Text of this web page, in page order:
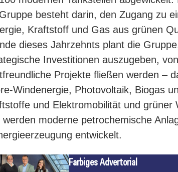
besteht darin, den Zugang zu
Kraftstoff und Gas aus grünen
dieses Jahrzehnts plant die
Investitionen auszugeben,
Projekte fließen werden –
Windenergie, Photovoltaik, Biogas
und Elektromobilität und grüner
werden moderne petrochemische
entwickelt.
Farbiges Advertorial